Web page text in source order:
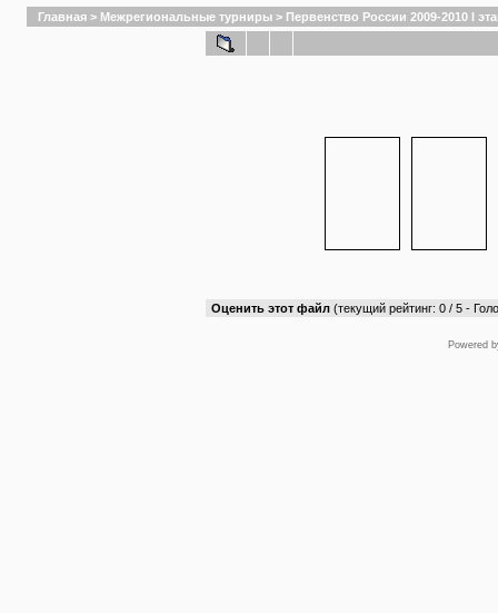
Главная > Межрегиональные турниры > Первенство России 2009-2010 I
Оценить этот файл (текущий рейтинг: 0 / 5 -
Powered